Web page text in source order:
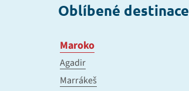
Oblíbené destinace
Maroko
Agadir
Marrákeš